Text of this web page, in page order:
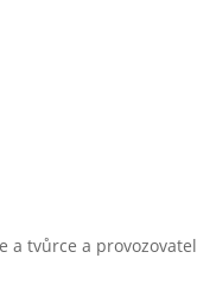
tvůrce a